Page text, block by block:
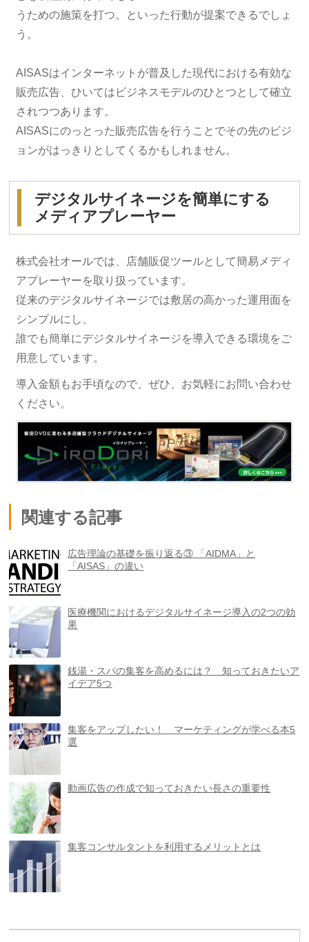
うための施策を打つ。といった行動が提案できるでしょ
う。
AISASはインターネットが普及した現代における有効な
販売広告、ひいてはビジネスモデルのひとつとして確立
されつつあります。
AISASにのっとった販売広告を行うことでその先のビジ
ョンがはっきりとしてくるかもしれません。
デジタルサイネージを簡単にする
メディアプレーヤー
株式会社オールでは、店舗販促ツールとして簡易メディ
アプレーヤーを取り扱っています。
従来のデジタルサイネージでは敷居の高かった運用面を
シンプルにし、
誰でも簡単にデジタルサイネージを導入できる環境をご
用意しています。
導入金額もお手頃なので、ぜひ、お気軽にお問い合わせ
ください。
関連する記事
広告理論の基礎を振り返る③ 「AIDMA」と
「AISAS」の違い
医療機関におけるデジタルサイネージ導入の2つの効
果
銭湯・スパの集客を高めるには？ 知っておきたいア
イデア5つ
集客をアップしたい！ マーケティングが学べる本5
選
動画広告の作成で知っておきたい長さの重要性
集客コンサルタントを利用するメリットとは